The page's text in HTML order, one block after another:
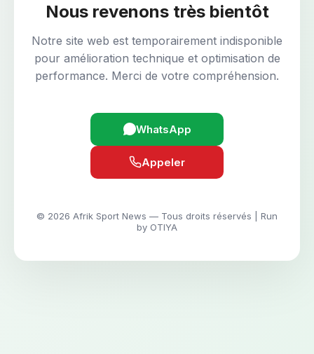
Nous revenons très bientôt
Notre site web est temporairement indisponible
pour amélioration technique et optimisation de
performance. Merci de votre compréhension.
WhatsApp
Appeler
© 2026 Afrik Sport News — Tous droits réservés | Run
by OTIYA